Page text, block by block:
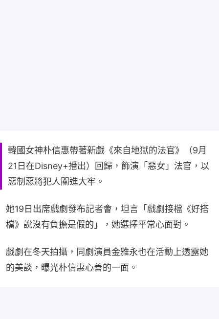
韓國女神朴信惠帶著新戲《來自地獄的法官》（9月
21日在Disney+播出）回歸，飾演「惡女」法官，以
惡制惡將犯人關進大牢。
她19日出席戲劇發布記者會，坦言「戲劇接檔《好搭
檔》說沒有負擔是假的」，她選擇平常心面對。
戲劇在冬天拍攝，同劇演員金雅永也在活動上透露她
的美談，曝光朴信惠心善的一面。